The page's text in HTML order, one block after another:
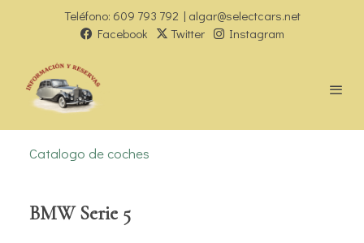
Teléfono: 609 793 792 | algar@selectcars.net
Facebook
Twitter Instagram
Catalogo de coches
BMW Serie 5